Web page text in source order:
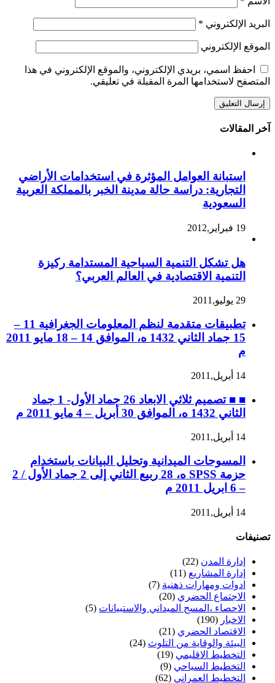
البريد الإلكتروني *
الموقع الإلكتروني
احفظ اسمي، بريدي الإلكتروني، والموقع الإلكتروني في هذا
المتصفح لاستخدامها المرة المقبلة في تعليقي.
آخر المقالات
استبانة العوامل المؤثرة في استخدامات الأراضي
التجارية: دراسة حالة مدينة الخبر بالمملكة العربية
السعودية
19 فبراير,2012
هل تشكل التنمية السياحية المستدامة ركيزة
التنمية الاقتصادية في العالم العربي؟
29 يوليو,2011
تطبيقات متقدمة لنظم المعلومات الجغرافية 11 –
15 جماد الثاني 1432 ه، الموافق 14 – 18 مايو 2011
م
14 أبريل,2011
■ ■ تصميم ثلاثي الابعاد 26 جماد الأول- 1 جماد
الثاني 1432 ه، الموافق 30 أبريل – 4 مايو 2011 م
14 أبريل,2011
المسوحات الميدانية وتحليل البيانات باستخدام
حزمة SPSS ه، 28 ربيع الثاني إلى 2 جماد الأول / 2
– 6 ابريل 2011 م
14 أبريل,2011
تصنيفات
إدارة المدن (22)
إدارة المشاريع (11)
ادوات ومهارات ذهنية (7)
الاجتماع الحضري (20)
الاحصاء ،المسح الميداني والاستبيانات (5)
الاخبار (190)
الاقتصاد الحضري (21)
البيئة والوقاية من التلوث (24)
التخطيط الاقليمي (19)
التخطيط السياحي (9)
التخطيط العمراني (62)